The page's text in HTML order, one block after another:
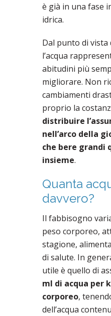
è già in una fase
idrica.
Dal punto di vista
l’acqua
abitudini più
migliorare. Non
cambiamenti
proprio la
distribuire
nell’arco della
che bere
insieme.
Quanta
davvero?
Il fabbisogno
peso corporeo,
stagione,
di salute. In
utile è quello di
ml di acqua per
corporeo,
dell’acqua